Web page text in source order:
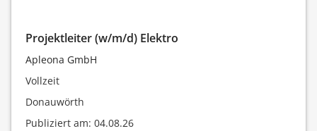
Projektleiter (w/m/d) Elektro
Apleona GmbH
Vollzeit
Donauwörth
Publiziert am: 04.08.26